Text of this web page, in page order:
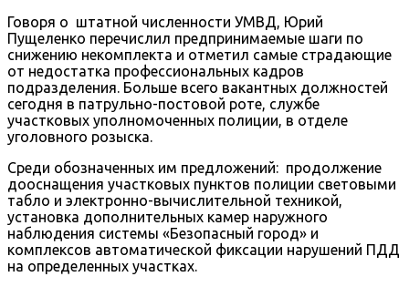
Говоря о штатной численности УМВД, Юрий
Пущеленко перечислил предпринимаемые шаги по
снижению некомплекта и отметил самые страдающие
от недостатка профессиональных кадров
подразделения. Больше всего вакантных должностей
сегодня в патрульно-постовой роте, службе
участковых уполномоченных полиции, в отделе
уголовного розыска.
Среди обозначенных им предложений: продолжение
дооснащения участковых пунктов полиции световыми
табло и электронно-вычислительной техникой,
установка дополнительных камер наружного
наблюдения системы «Безопасный город» и
комплексов автоматической фиксации нарушений ПДД
на определенных участках.